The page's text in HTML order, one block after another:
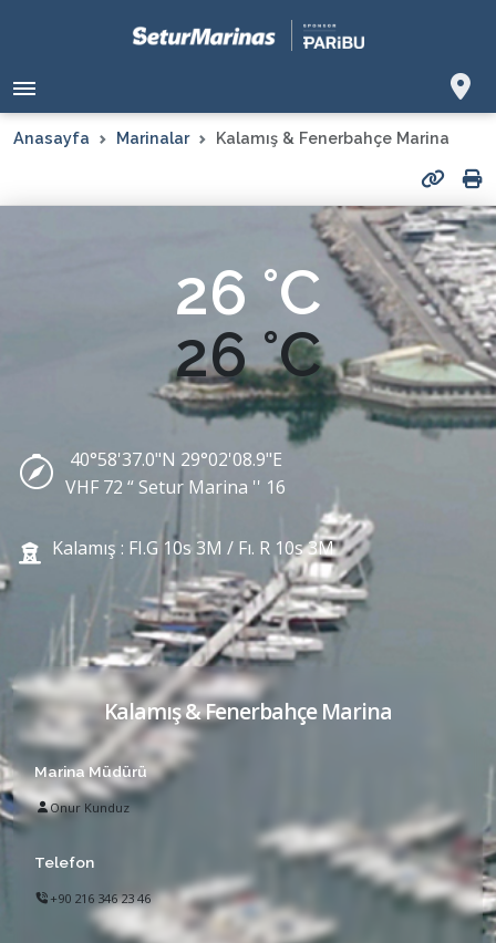
Anasayfa Marinalar Kalamış & Fenerbahçe Marina
26 °C
26 °C
40°58'37.0"N 29°02'08.9"E
VHF 72 “ Setur Marina '' 16
Kalamış : FI.G 10s 3M / Fı. R 10s 3M
Kalamış & Fenerbahçe Marina
Marina Müdürü
Onur Kunduz
Telefon
+90 216 346 23 46